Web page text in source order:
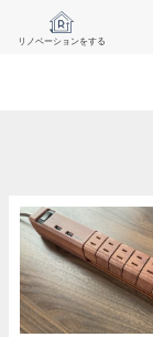
リノベーションをする